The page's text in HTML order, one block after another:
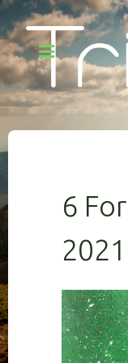
6
2021